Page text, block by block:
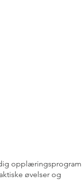
opplæringsprogram
øvelser og